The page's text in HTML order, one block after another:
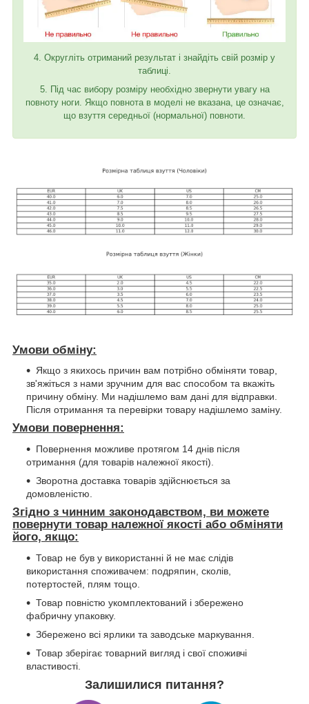
4. Округліть отриманий результат і знайдіть свій розмір у
таблиці.
5. Під час вибору розміру необхідно звернути увагу на
повноту ноги. Якщо повнота в моделі не вказана, це означає,
що взуття середньої (нормальної) повноти.
Умови обміну:
Якщо з якихось причин вам потрібно обміняти товар,
зв'яжіться з нами зручним для вас способом та вкажіть
причину обміну. Ми надішлемо вам дані для відправки.
Після отримання та перевірки товару надішлемо заміну.
Умови повернення:
Повернення можливе протягом 14 днів після
отримання (для товарів належної якості).
Зворотна доставка товарів здійснюється за
домовленістю.
Згідно з чинним законодавством, ви можете
повернути товар належної якості або обміняти
його, якщо:
Товар не був у використанні й не має слідів
використання споживачем: подряпин, сколів,
потертостей, плям тощо.
Товар повністю укомплектований і збережено
фабричну упаковку.
Збережено всі ярлики та заводське маркування.
Товар зберігає товарний вигляд і свої споживчі
властивості.
Залишилися питання?